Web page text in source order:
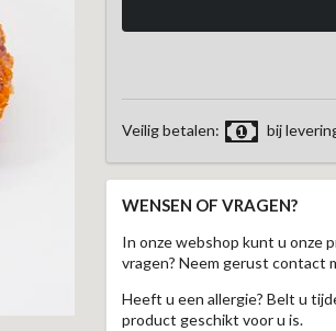
Veilig betalen: bij
WENSEN OF VRAGEN?
In onze webshop kunt u onze
vragen? Neem gerust contact
Heeft u een allergie? Belt u
product geschikt voor u is.